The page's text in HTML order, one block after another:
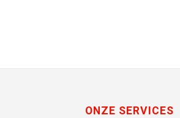
ONZE SERVICES